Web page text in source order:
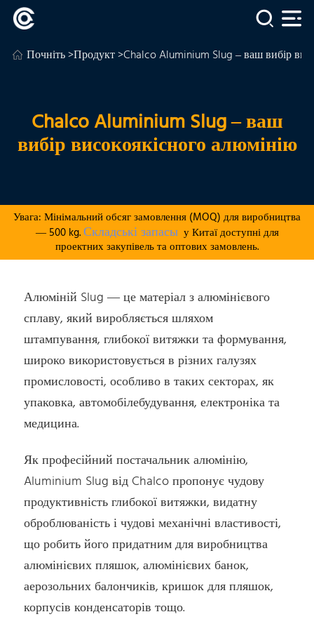
Почніть>Продукт>Chalco Aluminium Slug – ваш вибір
Chalco Aluminium Slug – ваш
вибір високоякісного алюмінію
Увага: Мінімальний обсяг замовлення (MOQ) для виробництва
— 500 kg.Складські запасыу Китаї доступні для
проектних закупівель та оптових замовлень.
Алюміній Slug — це матеріал з алюмінієвого
сплаву, який виробляється шляхом
штампування, глибокої витяжки та формування,
широко використовується в різних галузях
промисловості, особливо в таких секторах, як
упаковка, автомобілебудування, електроніка та
медицина.
Як професійний постачальник алюмінію,
Aluminium Slug від Chalco пропонує чудову
продуктивність глибокої витяжки, видатну
оброблюваність і чудові механічні властивості,
що робить його придатним для виробництва
алюмінієвих пляшок, алюмінієвих банок,
аерозольних балончиків, кришок для пляшок,
корпусів конденсаторів тощо.